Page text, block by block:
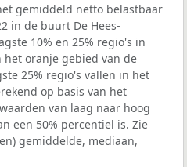
gemiddeld netto belastbaar
in de buurt De Hees-
10% en 25% regio's in
het oranje gebied van de
25% regio's vallen in het
op basis van het
van laag naar hoog
een 50% percentiel is. Zie
gemiddelde, mediaan,